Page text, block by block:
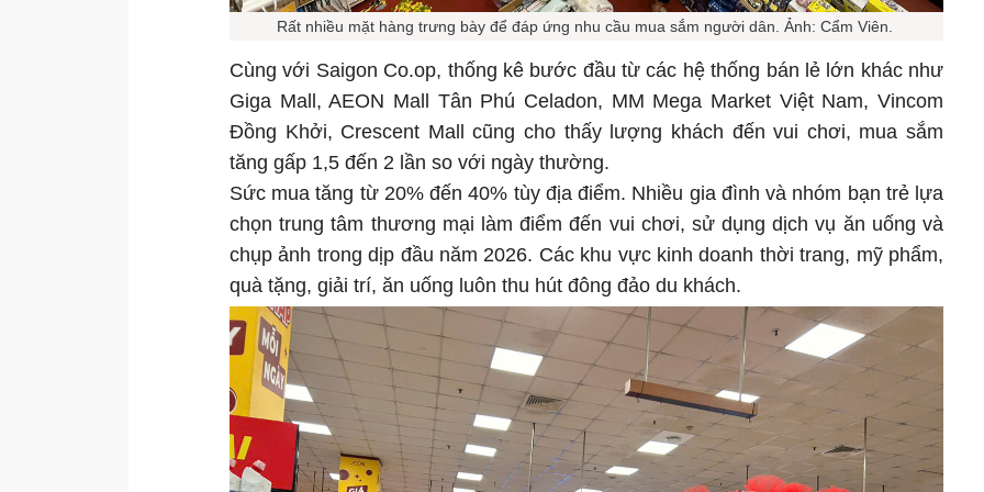
Rất nhiều mặt hàng trưng bày để đáp ứng nhu cầu mua sắm người dân. Ảnh: Cẩm Viên.
Cùng với Saigon Co.op, thống kê bước đầu từ các hệ thống bán lẻ lớn khác như
Giga Mall, AEON Mall Tân Phú Celadon, MM Mega Market Việt Nam, Vincom
Đồng Khởi, Crescent Mall cũng cho thấy lượng khách đến vui chơi, mua sắm
tăng gấp 1,5 đến 2 lần so với ngày thường.
Sức mua tăng từ 20% đến 40% tùy địa điểm. Nhiều gia đình và nhóm bạn trẻ lựa
chọn trung tâm thương mại làm điểm đến vui chơi, sử dụng dịch vụ ăn uống và
chụp ảnh trong dịp đầu năm 2026. Các khu vực kinh doanh thời trang, mỹ phẩm,
quà tặng, giải trí, ăn uống luôn thu hút đông đảo du khách.